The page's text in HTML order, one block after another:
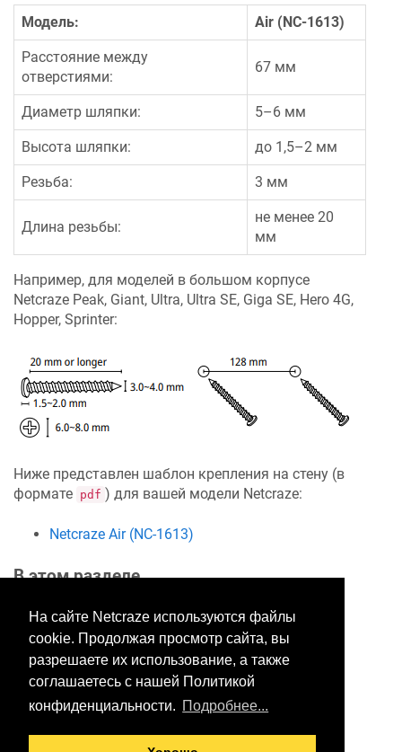
На сайте Netcraze используются файлы
cookie. Продолжая просмотр сайта, вы
разрешаете их использование, а также
соглашаетесь с нашей Политикой
конфиденциальности. Подробнее...
Модель: Air ( NC-1613)
Расстояние между
отверстиями:
67 мм
Диаметр шляпки: 5–6 мм
Высота шляпки: до 1,5–2 мм
Резьба: 3 мм
Длина резьбы:
не менее 20
мм
Например, для моделей в большом корпусе
Netcraze Peak, Giant, Ultra, Ultra SE, Giga SE, Hero 4G,
Hopper, Sprinter:
Ниже представлен шаблон крепления на стену (в
формате pdf ) для вашей модели Netcraze:
Netcraze Air (NC-1613)
В этом разделе
Хотите оставить отзыв?
Нажмите здесь, чтобы
предложить правки.